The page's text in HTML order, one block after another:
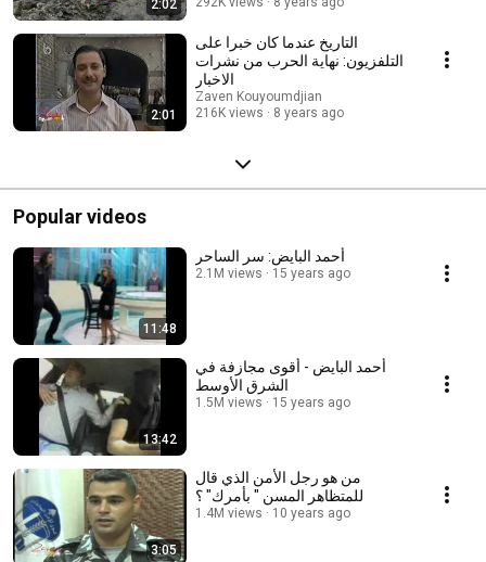
2:02
2:01
التاريخ عندما كان خبرا على
التلفزيون: نهاية الحرب من نشرات
الاخبار
Zaven Kouyoumdjian
216K views
8 years ago
Popular videos
11:48
أحمد البايض: سر الساحر
2.1M views 15 years ago
13:42
أحمد البايض - أقوى مجازفة في
الشرق الأوسط
1.5M views 15 years ago
3:05
من هو رجل الأمن الذي قال
للمتظاهر المسن " بأمرك" ؟
1.4M views 10 years ago